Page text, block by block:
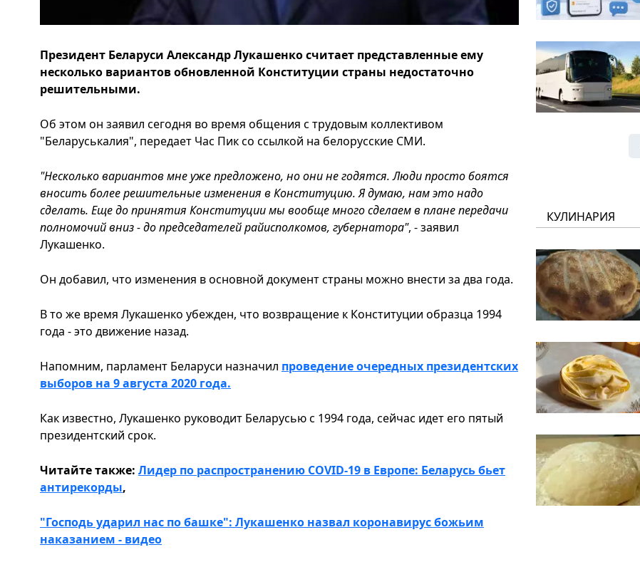
Президент Беларуси Александр Лукашенко считает представленные ему
несколько вариантов обновленной Конституции страны недостаточно
решительными.
Об этом он заявил сегодня во время общения с трудовым коллективом
"Беларуськалия", передает Час Пик со ссылкой на белорусские СМИ.
"Несколько вариантов мне уже предложено, но они не годятся. Люди просто боятся
вносить более решительные изменения в Конституцию. Я думаю, нам это надо
сделать. Еще до принятия Конституции мы вообще много сделаем в плане передачи
полномочий вниз - до председателей райисполкомов, губернатора", - заявил
Лукашенко.
Он добавил, что изменения в основной документ страны можно внести за два года.
В то же время Лукашенко убежден, что возвращение к Конституции образца 1994
года - это движение назад.
Напомним, парламент Беларуси назначил проведение очередных президентских
выборов на 9 августа 2020 года.
Как известно, Лукашенко руководит Беларусью с 1994 года, сейчас идет его пятый
президентский срок.
Читайте также: Лидер по распространению COVID-19 в Европе: Беларусь бьет
антирекорды,
"Господь ударил нас по башке": Лукашенко назвал коронавирус божьим
наказанием - видео
КУЛИНАРИЯ